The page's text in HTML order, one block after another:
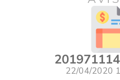
22/04/2020